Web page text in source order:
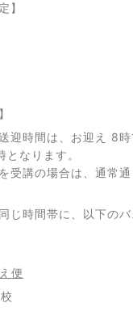
】
迎時間は、お迎え 8
なります。
受講の場合は、通常
じ時間帯に、以下の
便